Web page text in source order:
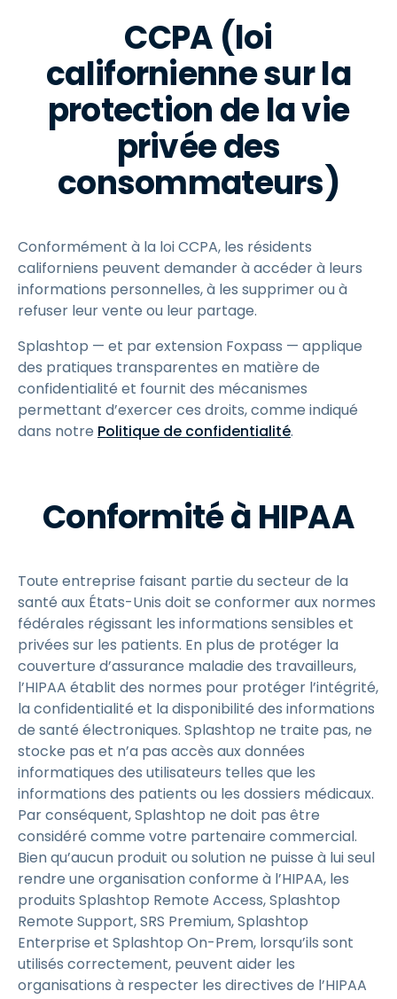
CCPA (loi
californienne sur la
protection de la vie
privée des
consommateurs)
Conformément à la loi CCPA, les résidents
californiens peuvent demander à accéder à leurs
informations personnelles, à les supprimer ou à
refuser leur vente ou leur partage.
Splashtop — et par extension Foxpass — applique
des pratiques transparentes en matière de
confidentialité et fournit des mécanismes
permettant d’exercer ces droits, comme indiqué
dans notre Politique de confidentialité.
Conformité à HIPAA
Toute entreprise faisant partie du secteur de la
santé aux États-Unis doit se conformer aux normes
fédérales régissant les informations sensibles et
privées sur les patients. En plus de protéger la
couverture d’assurance maladie des travailleurs,
l’HIPAA établit des normes pour protéger l’intégrité,
la confidentialité et la disponibilité des informations
de santé électroniques. Splashtop ne traite pas, ne
stocke pas et n’a pas accès aux données
informatiques des utilisateurs telles que les
informations des patients ou les dossiers médicaux.
Par conséquent, Splashtop ne doit pas être
considéré comme votre partenaire commercial.
Bien qu’aucun produit ou solution ne puisse à lui seul
rendre une organisation conforme à l’HIPAA, les
produits Splashtop Remote Access, Splashtop
Remote Support, SRS Premium, Splashtop
Enterprise et Splashtop On-Prem, lorsqu’ils sont
utilisés correctement, peuvent aider les
organisations à respecter les directives de l’HIPAA